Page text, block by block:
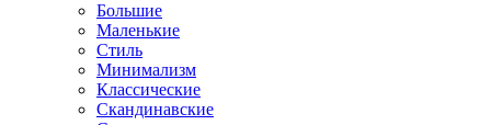
Большие
Маленькие
Стиль
Минимализм
Классические
Скандинавские